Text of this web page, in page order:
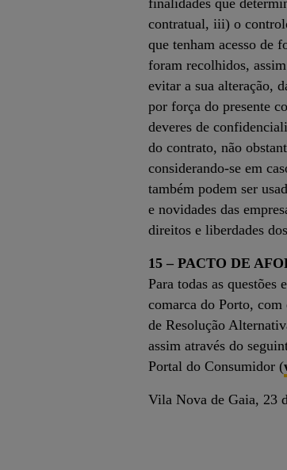
finalidades que
contratual, iii) o
que tenham acesso de
foram recolhidos,
evitar a sua alteração,
por força do presente
deveres de
do contrato, não
considerando-se em
também podem ser
e novidades das
direitos e liberdades
15 – PACTO DE
Para todas as questões
comarca do Porto,
de Resolução
assim através do
Portal do Consumidor (
Vila Nova de Gaia, 23